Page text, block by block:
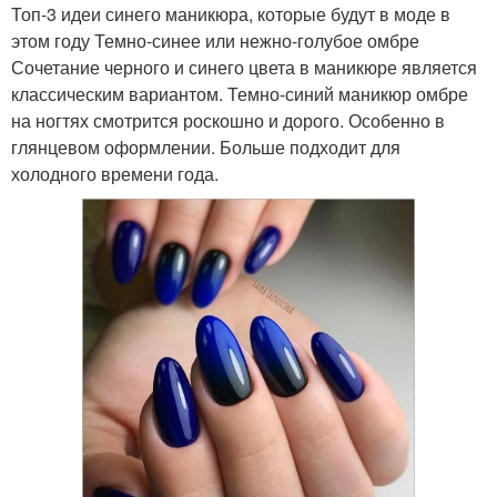
Ногти для маникюра
Белым на коротких
ногтях
Голый маникюр
Ногти с гель-лаком
Топ-3 идеи синего маникюра, которые будут в моде в
этом году Темно-синее или нежно-голубое омбре
Сочетание черного и синего цвета в маникюре является
классическим вариантом. Темно-синий маникюр омбре
на ногтях смотрится роскошно и дорого. Особенно в
глянцевом оформлении. Больше подходит для
холодного времени года.